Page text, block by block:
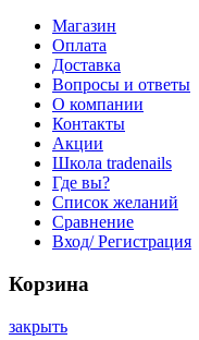
Магазин
Оплата
Доставка
Вопросы и ответы
О компании
Контакты
Акции
Школа tradenails
Где вы?
Список желаний
Сравнение
Вход/ Регистрация
Корзина
закрыть